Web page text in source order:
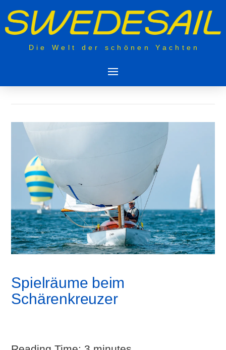
Die Welt der schönen Yachten
Spielräume beim
Schärenkreuzer